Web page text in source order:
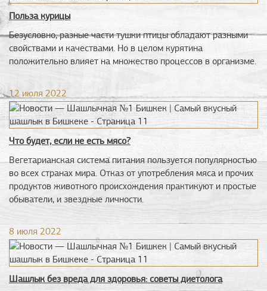
Польза курицы
Безусловно, разные части тушки птицы обладают разными
свойствами и качествами. Но в целом курятина
положительно влияет на множество процессов в организме.
12 июля 2022
Что будет, если не есть мясо?
Вегетарианская система питания пользуется популярностью
во всех странах мира. Отказ от употребления мяса и прочих
продуктов животного происхождения практикуют и простые
обыватели, и звездные личности.
8 июля 2022
Шашлык без вреда для здоровья: советы диетолога